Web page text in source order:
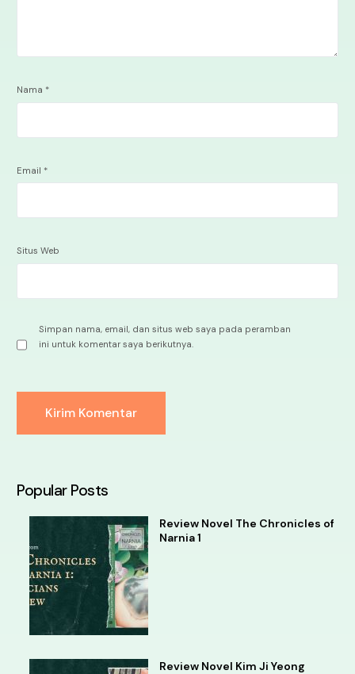
Nama *
Email *
Situs Web
Simpan nama, email, dan situs web saya pada peramban
ini untuk komentar saya berikutnya.
Popular Posts
Review Novel The Chronicles of
Narnia 1
Review Novel Kim Ji Yeong